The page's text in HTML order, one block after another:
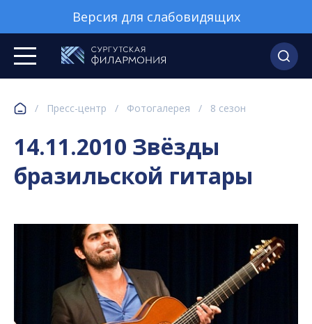
Версия для слабовидящих
/ Пресс-центр / Фотогалерея / 8 сезон
14.11.2010 Звёзды
бразильской гитары